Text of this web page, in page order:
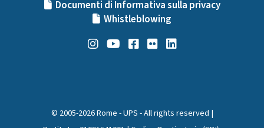
Documenti di Informativa sulla privacy
Whistleblowing
© 2005-2026 Rome - UPS - All rights reserved |